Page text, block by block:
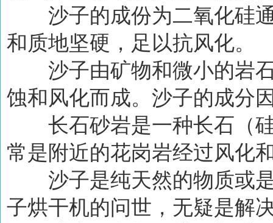
沙子的成份为二氧化硅通
和质地坚硬，足以抗风化。
沙子由矿物和微小的岩石
蚀和风化而成。沙子的成分
长石砂岩是一种长石（硅
常是附近的花岗岩经过风化
沙子是纯天然的物质或是
子烘干机的问世，无疑是解